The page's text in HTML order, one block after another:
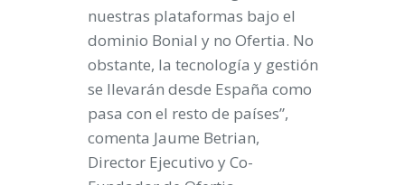
nuestras plataformas bajo el
dominio Bonial y no Ofertia. No
obstante, la tecnología y gestión
se llevarán desde España como
pasa con el resto de países”,
comenta Jaume Betrian,
Director Ejecutivo y Co-